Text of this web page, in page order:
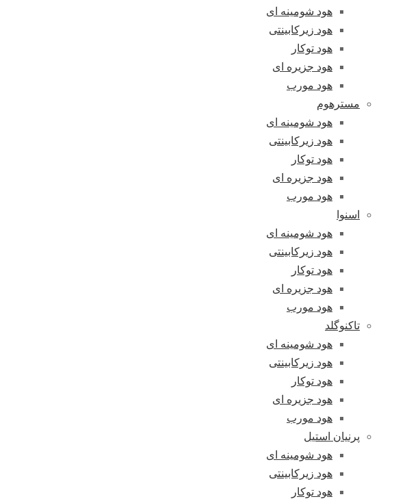
هود شومینه ای
هود زیرکابینتی
هود توکار
هود جزیره ای
هود مورب
مسترهوم
هود شومینه ای
هود زیرکابینتی
هود توکار
هود جزیره ای
هود مورب
اسنوا
هود شومینه ای
هود زیرکابینتی
هود توکار
هود جزیره ای
هود مورب
تاکنوگلد
هود شومینه ای
هود زیرکابینتی
هود توکار
هود جزیره ای
هود مورب
پرنیان استیل
هود شومینه ای
هود زیرکابینتی
هود توکار